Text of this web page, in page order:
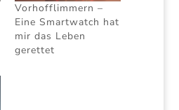
Vorhofflimmern –
Eine Smartwatch hat
mir das Leben
gerettet